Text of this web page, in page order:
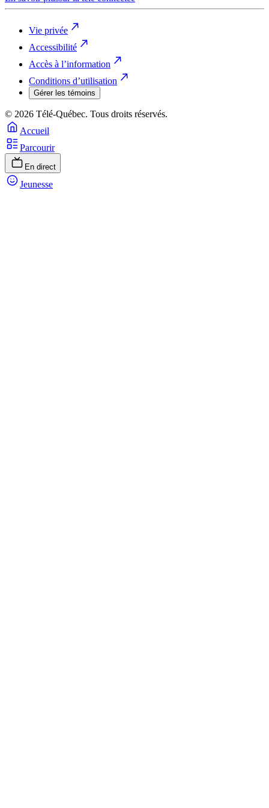
Vie privée
Accessibilité
Accès à l’information
Conditions d’utilisation
Gérer les témoins
© 2026 Télé-Québec. Tous droits réservés.
Accueil
Parcourir
En direct
Jeunesse